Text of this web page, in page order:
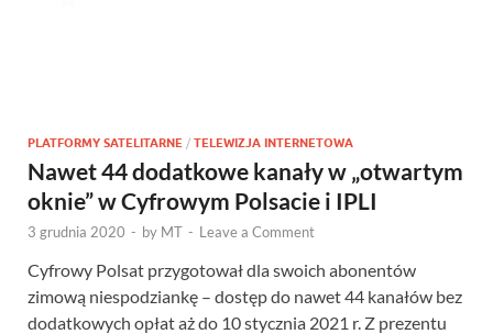
PLATFORMY SATELITARNE / TELEWIZJA INTERNETOWA
Nawet 44 dodatkowe kanały w „otwartym
oknie” w Cyfrowym Polsacie i IPLI
3 grudnia 2020 - by MT - Leave a Comment
Cyfrowy Polsat przygotował dla swoich abonentów
zimową niespodziankę – dostęp do nawet 44 kanałów bez
dodatkowych opłat aż do 10 stycznia 2021 r. Z prezentu